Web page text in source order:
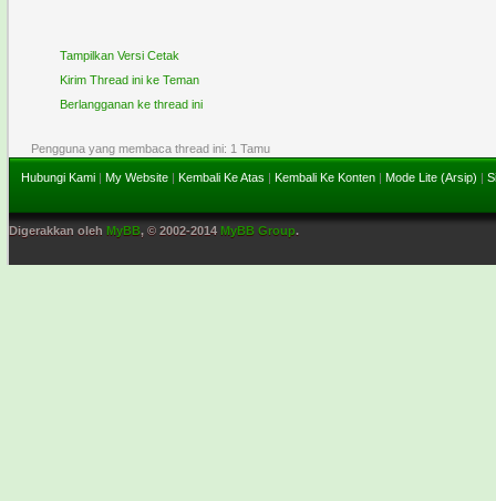
Tampilkan Versi Cetak
Kirim Thread ini ke Teman
Berlangganan ke thread ini
Pengguna yang membaca thread ini: 1 Tamu
Hubungi Kami | My Website | Kembali Ke Atas | Kembali Ke Konten | Mode Lite (Arsip) |
Digerakkan oleh MyBB, © 2002-2014 MyBB Group.